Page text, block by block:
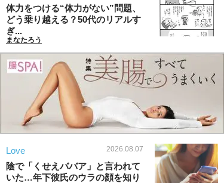
体力をつける“体力がない”問題、
どう乗り越える？50代のリアルす
ぎ...
まなたろう
Love 2026.08.07
陰で「くせえババア」と言われて
いた…年下彼氏のウラの顔を知り